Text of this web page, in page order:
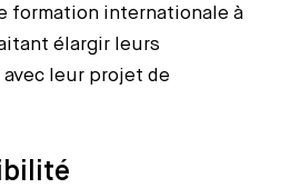
formation internationale à
élargir leurs
leur projet de